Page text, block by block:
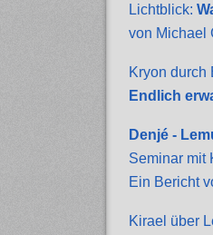
Lichtblick:
von Michael
Kryon durch
Endlich
Denjé -
Seminar mit
Ein Bericht
Kirael über